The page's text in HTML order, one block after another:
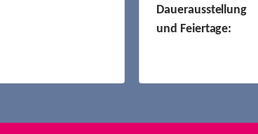
Dauerausstellung
und Feiertage: